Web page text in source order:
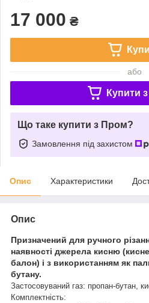
17 000 ₴
або
Купити з
Що таке купити з Пром?
Замовлення під захистом
Опис Характеристики
Опис
Призначений для ручного
наявності джерела кисню
балон) і з використанням як
бутану.
Застосовуваний газ: пропан-бутан,
Комплектність: